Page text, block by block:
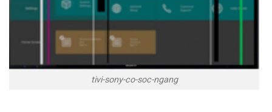
tivi-sony-co-soc-ngang